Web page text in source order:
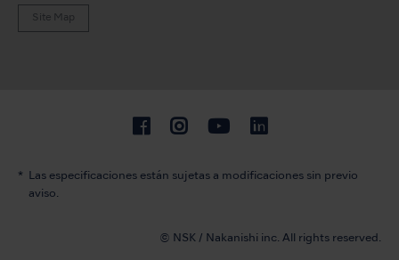
Site Map
Las especificaciones están sujetas a modificaciones sin previo
aviso.
© NSK / Nakanishi inc. All rights reserved.